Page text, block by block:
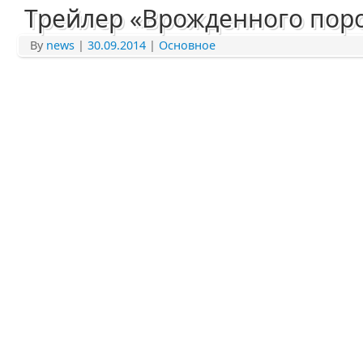
Трейлер «Врожденного
By news | 30.09.2014 | Основное